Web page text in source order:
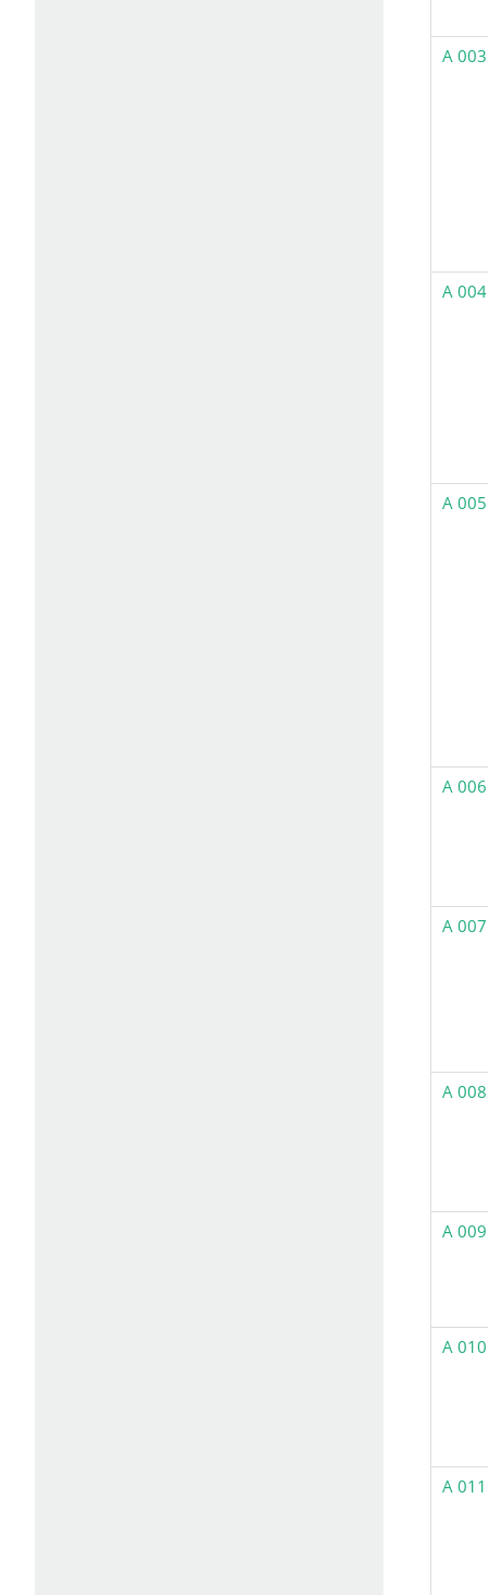
A 003
A 004
A 005
A 006
A 007
A 008
A 009
A 010
A 011